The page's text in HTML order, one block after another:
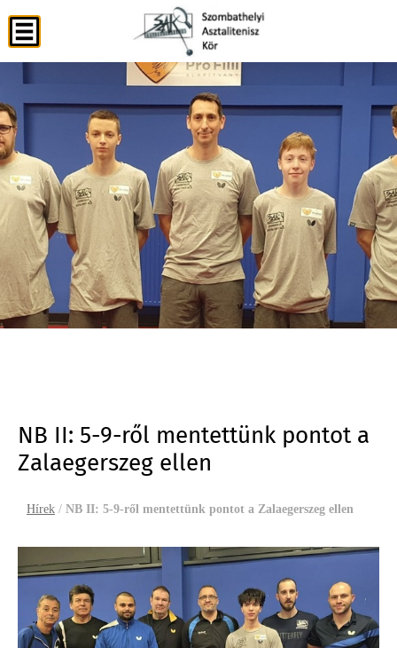
NB II: 5-9-ről mentettünk pontot a
Zalaegerszeg ellen
Hírek / NB II: 5-9-ről mentettünk pontot a Zalaegerszeg ellen